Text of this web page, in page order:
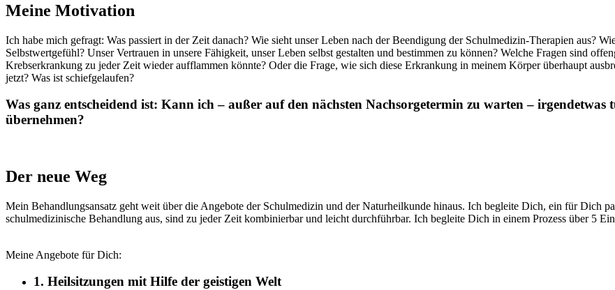
Meine Motivation
Ich habe mich gefragt: Was passiert in der Zeit danach? Wie sieht unser Leben nach der Beendigung der Schulmedizin-Therapien aus?
Selbstwertgefühl? Unser Vertrauen in unsere Fähigkeit, unser Leben selbst gestalten und bestimmen zu können? Welche Fragen sind
Krebserkrankung zu jeder Zeit wieder aufflammen könnte? Oder die Frage, wie sich diese Erkrankung in meinem Körper überhaupt
jetzt? Was ist schiefgelaufen?
Was ganz entscheidend ist: Kann ich – außer auf den nächsten Nachsorgetermin zu warten –
übernehmen?
Der neue Weg
Mein Behandlungsansatz geht weit über die Angebote der Schulmedizin und der Naturheilkunde hinaus. Ich begleite Dich, ein für Dich
schulmedizinische Behandlung aus, sind zu jeder Zeit kombinierbar und leicht durchführbar. Ich begleite Dich in einem Prozess über 5
Meine Angebote für Dich:
1. Heilsitzungen mit Hilfe der geistigen Welt